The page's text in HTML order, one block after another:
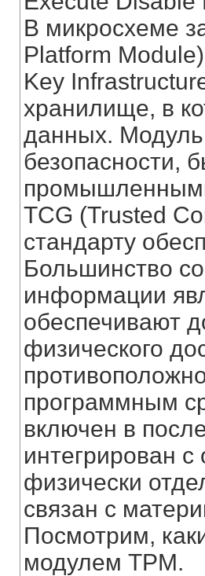
В микросхеме
Platform
Key
хранилище, в
данных.
безопасности,
TCG (Trusted
стандарту
Большинство
информации
обеспечивают
физического
программным
включен в
интегрирован
физически
связан с
Посмотрим,
модулем TPM.